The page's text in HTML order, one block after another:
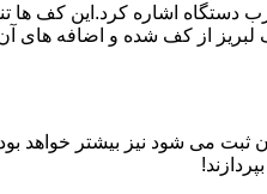
اشاره کرد.این کف ها
لبریز از کف شده و اضافه های
می شود نیز بیشتر خواهد